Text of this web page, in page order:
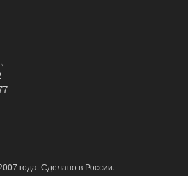
года. Сделано в России.